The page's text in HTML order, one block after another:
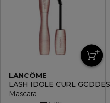
LANCÔME
LASH IDOLE CURL
Mascara